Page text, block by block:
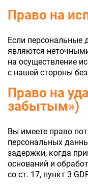
Право на
Если персональные
являются
на осуществление
с нашей стороны
Право на
забытым»)
Вы имеете право
персональных
задержки, когда
оснований и
со ст. 17, пункт 3